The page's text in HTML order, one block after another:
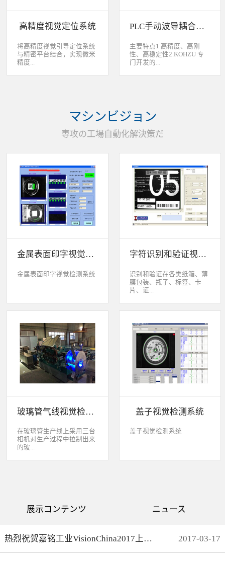
系统还能在处理或组装产品
量，识别。视觉向导机器人
度固定设备；2、无需工具
转换即能处理多种类型的工
件；3、防止意外的机器人
括：1、自动堆垛和卸垛；
高精度视觉定位系统
将高精度视觉引导定位系统
与精密平台结合，实现微米
精度...
动定位和对准应用等。
PLC手动波导耦合系统
主要特点1.高精度、高刚
性、高稳定性2.KOHZU 专
门开发的...
部分机构本地化生产满足系
统性能同时，也节约成本5.
求制定系统手动调节平台
マシンビジョン
専攻の工場自動化解決策だ
金属表面印字视觉检测系统
金属表面印字视觉检测系统
字符识别和验证视觉检测系统
识别和验证在各类纸箱、薄
膜包装、瓶子、标签、卡
片、证...
打印或热移印的数字、字
母、符号，检测喷码或打印
缺失、错喷、漏喷等缺陷。
采检测速度可达每秒20件产
品以上。该系统可广泛应用
于各种产品生产日期、批
号、产品代码打印品质检测
以及字符数字读取验证等。
玻璃管气线视觉检测系统
在玻璃管生产线上采用三台
相机对生产过程中拉制出来
的玻...
产速度最快是每分钟150
米。
盖子视觉检测系统
盖子视觉检测系统
展示コンテンツ ニュース
热烈祝贺嘉铭工业VisionChina2017上海光博会完满结束 2017-03-17